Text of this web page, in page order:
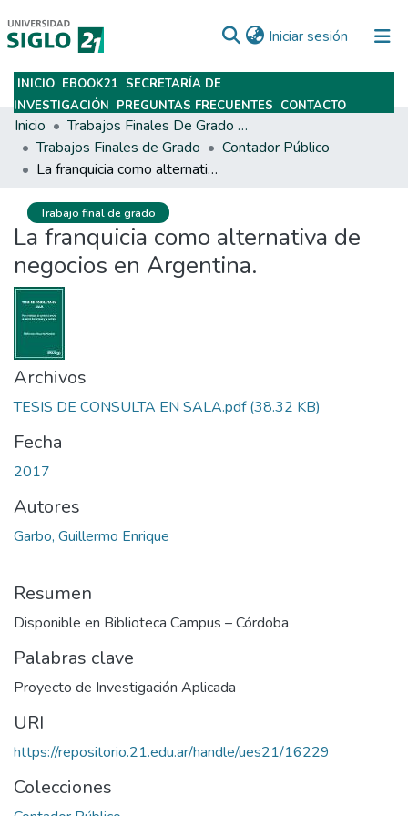
Iniciar sesión (current)
Subir
INICIO EBOOK21 SECRETARÍA DE
INVESTIGACIÓN PREGUNTAS FRECUENTES CONTACTO
Inicio
Trabajos Finales De Grado Y Posgrado
Trabajos Finales de Grado
Contador Público
La franquicia como alternativa de negocios en Argentina.
Trabajo final de grado
La franquicia como alternativa de
negocios en Argentina.
Archivos
TESIS DE CONSULTA EN SALA.pdf(38.32 KB)
Fecha
2017
Autores
Garbo, Guillermo Enrique
Resumen
Disponible en Biblioteca Campus – Córdoba
Palabras clave
Proyecto de Investigación Aplicada
URI
https://repositorio.21.edu.ar/handle/ues21/16229
Colecciones